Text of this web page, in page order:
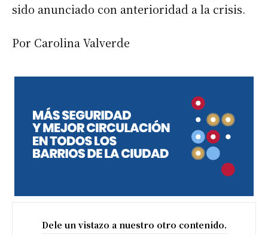
sido anunciado con anterioridad a la crisis.
Por Carolina Valverde
Dele un vistazo a nuestro otro contenido.